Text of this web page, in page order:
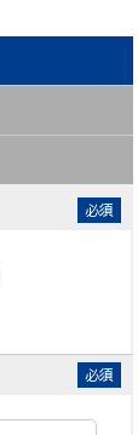
必須
必須